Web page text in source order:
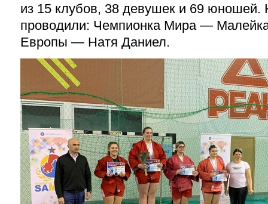
из 15 клубов, 38 девушек и 69 юношей.
проводили: Чемпионка Мира —
Европы — Натя Даниел.